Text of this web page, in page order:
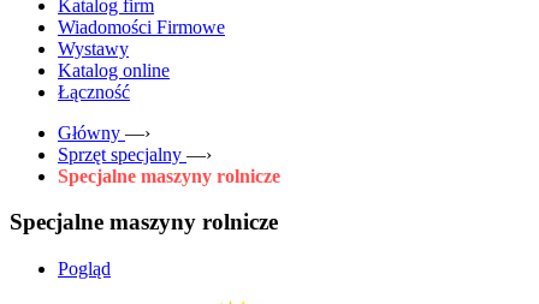
Katalog firm
Wiadomości Firmowe
Wystawy
Katalog online
Łączność
Główny —›
Sprzęt specjalny —›
Specjalne maszyny rolnicze
Specjalne maszyny rolnicze
Pogląd